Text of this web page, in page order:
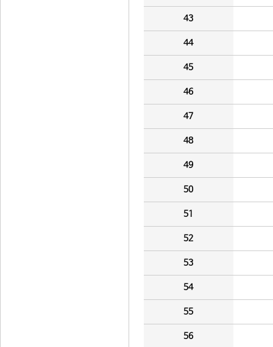
43
44
45
46
47
48
49
50
51
52
53
54
55
56